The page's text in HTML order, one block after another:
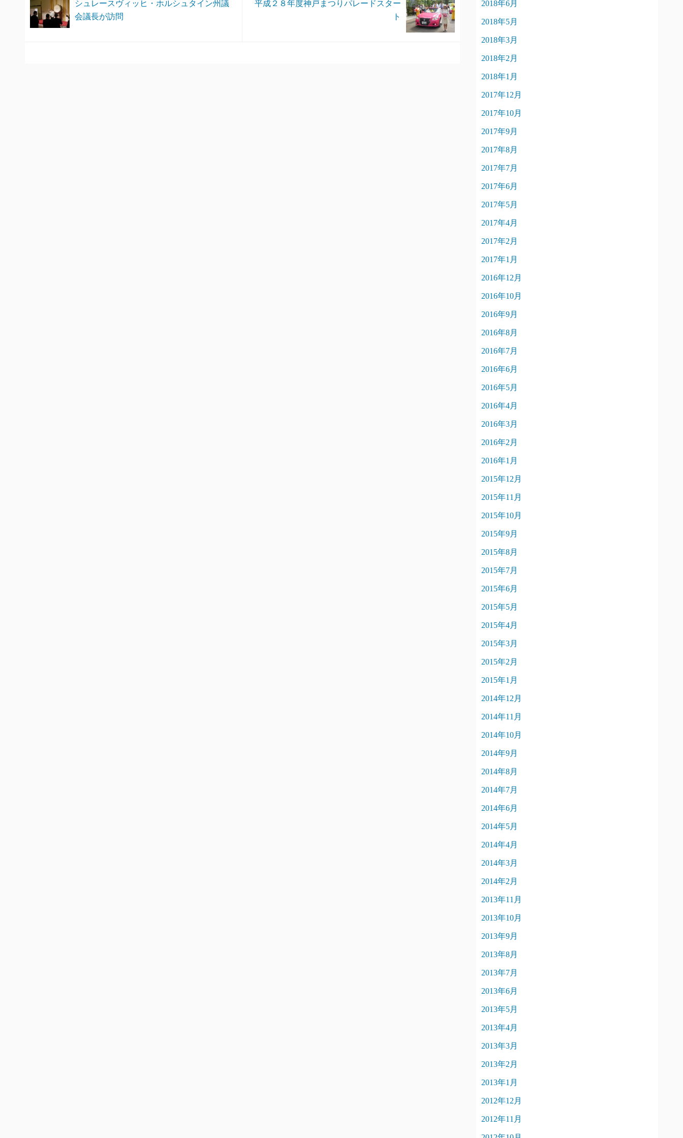
シュレースヴィッヒ・ホルシュタイン州議
会議長が訪問
平成２８年度神戸まつりパレードスター
ト
2018年6月
2018年5月
2018年3月
2018年2月
2018年1月
2017年12月
2017年10月
2017年9月
2017年8月
2017年7月
2017年6月
2017年5月
2017年4月
2017年2月
2017年1月
2016年12月
2016年10月
2016年9月
2016年8月
2016年7月
2016年6月
2016年5月
2016年4月
2016年3月
2016年2月
2016年1月
2015年12月
2015年11月
2015年10月
2015年9月
2015年8月
2015年7月
2015年6月
2015年5月
2015年4月
2015年3月
2015年2月
2015年1月
2014年12月
2014年11月
2014年10月
2014年9月
2014年8月
2014年7月
2014年6月
2014年5月
2014年4月
2014年3月
2014年2月
2013年11月
2013年10月
2013年9月
2013年8月
2013年7月
2013年6月
2013年5月
2013年4月
2013年3月
2013年2月
2013年1月
2012年12月
2012年11月